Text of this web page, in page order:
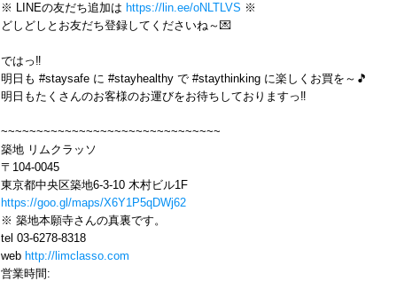
※ LINEの友だち追加は https://lin.ee/oNLTLVS ※
どしどしとお友だち登録してくださいね～💌
ではっ‼️
明日も #staysafe に #stayhealthy で #staythinking に楽しくお買を～🎵
明日もたくさんのお客様のお運びをお待ちしておりますっ‼️
~~~~~~~~~~~~~~~~~~~~~~~~~~~~~~~
築地 リムクラッソ
〒104-0045
東京都中央区築地6-3-10 木村ビル1F
https://goo.gl/maps/X6Y1P5qDWj62
※ 築地本願寺さんの真裏です。
tel 03-6278-8318
web http://limclasso.com
営業時間: